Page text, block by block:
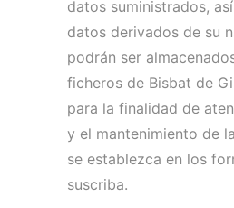
datos suministrados,
datos derivados de su
podrán ser
ficheros de Bisbat de
para la finalidad de
y el mantenimiento de
se establezca en los
suscriba.